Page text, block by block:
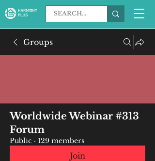
Groups
Worldwide Webinar #313
Forum
Public · 129 members
Join